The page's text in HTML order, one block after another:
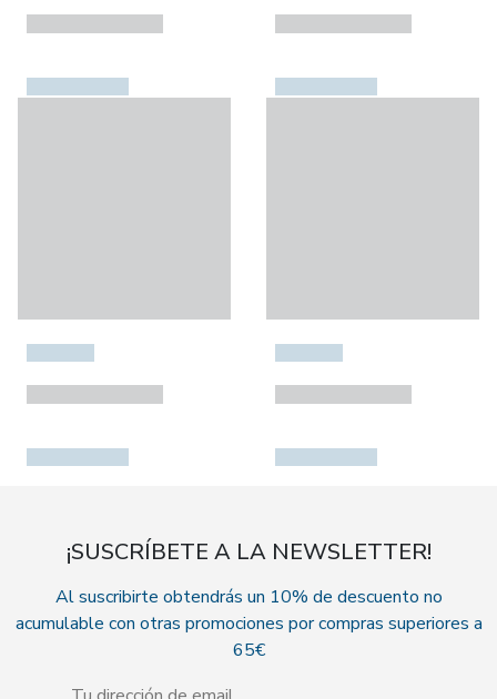
¡SUSCRÍBETE A LA NEWSLETTER!
Al suscribirte obtendrás un 10% de descuento no
acumulable con otras promociones por compras superiores a
65€